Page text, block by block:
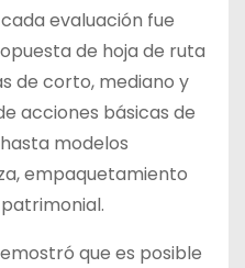
evaluación fue
de hoja de ruta
de corto, mediano y
acciones básicas de
modelos
empaquetamiento
que es posible